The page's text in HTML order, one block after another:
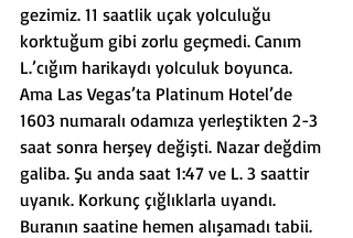
gezimiz. 11 saatlik uçak yolculuğu
korktuğum gibi zorlu geçmedi. Canım
L.’cığım harikaydı yolculuk boyunca.
Ama Las Vegas’ta Platinum Hotel’de
1603 numaralı odamıza yerleştikten 2-3
saat sonra herşey değişti. Nazar değdim
galiba. Şu anda saat 1:47 ve L. 3 saattir
uyanık. Korkunç çığlıklarla uyandı.
Buranın saatine hemen alışamadı tabii.